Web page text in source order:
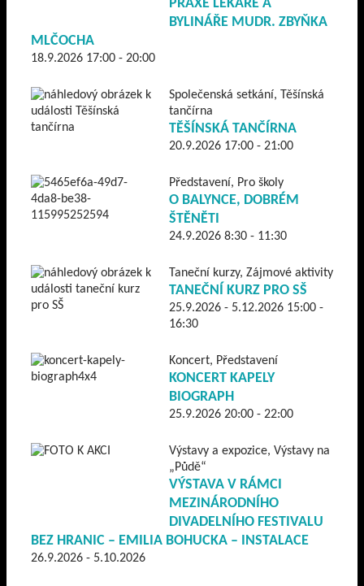
PRAXE LÉKAŘE A
BYLINÁŘE MUDR. ZBYŇKA
MLČOCHA
18.9.2026 17:00 - 20:00
Společenská setkání, Těšínská
tančírna
TĚŠÍNSKÁ TANČÍRNA
20.9.2026 17:00 - 21:00
Představení, Pro školy
O BALYNCE, DOBRÉM
ŠTĚNĚTI
24.9.2026 8:30 - 11:30
Taneční kurzy, Zájmové aktivity
TANEČNÍ KURZ PRO SŠ
25.9.2026 - 5.12.2026 15:00 -
16:30
Koncert, Představení
KONCERT KAPELY
BIOGRAPH
25.9.2026 20:00 - 22:00
Výstavy a expozice, Výstavy na
„Půdě“
VÝSTAVA V RÁMCI
MEZINÁRODNÍHO
DIVADELNÍHO FESTIVALU
BEZ HRANIC – EMILIA BOHUCKA – INSTALACE
26.9.2026 - 5.10.2026